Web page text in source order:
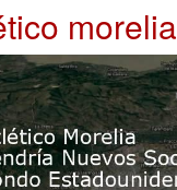
morelia